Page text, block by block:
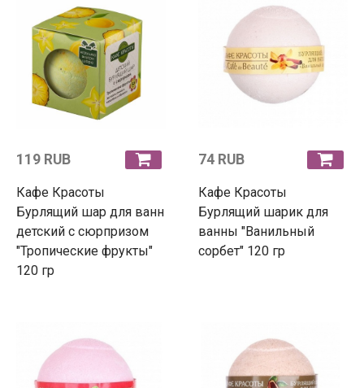
119 RUB
Кафе Красоты
Бурлящий шар для ванн
детский с сюрпризом
"Тропические фрукты"
120 гр
74 RUB
Кафе Красоты
Бурлящий шарик для
ванны "Ванильный
сорбет" 120 гр